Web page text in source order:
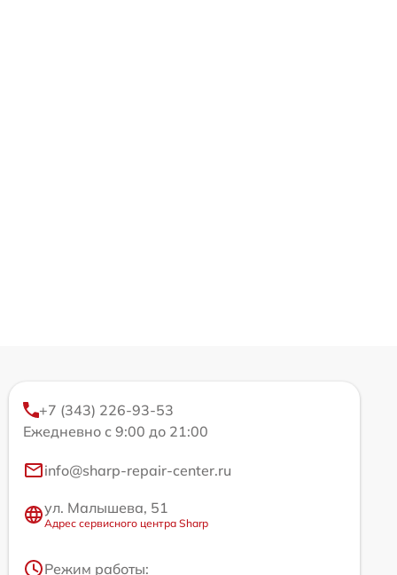
+7 (343) 226-93-53
Ежедневно с 9:00 до 21:00
info@sharp-repair-center.ru
ул. Малышева, 51
Адрес сервисного центра Sharp
Режим работы: